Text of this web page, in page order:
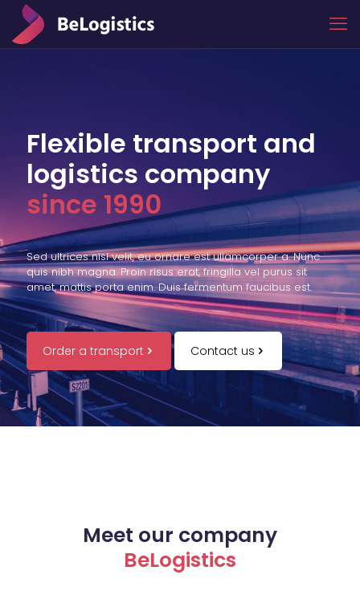
Flexible transport and
logistics company
since 1990
Sed ultrices nisl velit, eu ornare est ullamcorper a. Nunc
quis nibh magna. Proin risus erat, fringilla vel purus sit
amet, mattis porta enim. Duis fermentum faucibus est.
Order a transport Contact us
Meet our company
BeLogistics